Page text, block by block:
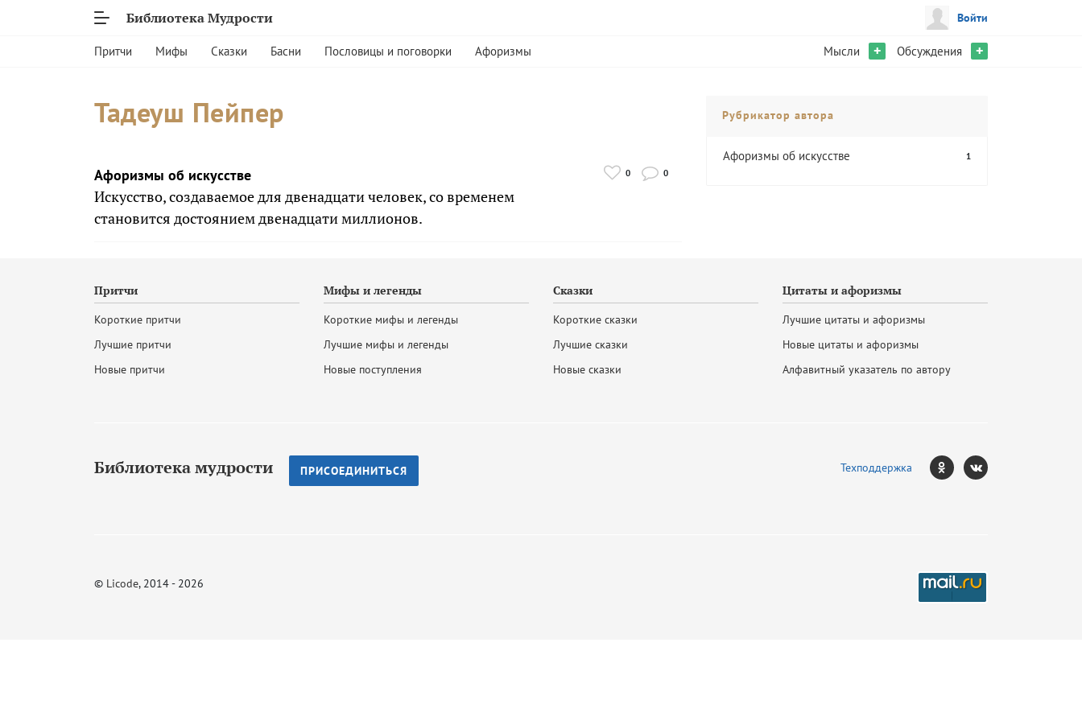
Библиотека Мудрости Войти
Притчи Мифы Сказки Басни Пословицы и поговорки Афоризмы Мысли + Обсуждения +
Тадеуш Пейпер
Афоризмы об искусстве
Искусство, создаваемое для двенадцати человек, со временем
становится достоянием двенадцати миллионов.
0 0
Рубрикатор автора
Афоризмы об искусстве 1
Притчи
Короткие притчи
Лучшие притчи
Новые притчи
Мифы и легенды
Короткие мифы и легенды
Лучшие мифы и легенды
Новые поступления
Сказки
Короткие сказки
Лучшие сказки
Новые сказки
Цитаты и афоризмы
Лучшие цитаты и афоризмы
Новые цитаты и афоризмы
Алфавитный указатель по автору
Библиотека мудрости ПРИСОЕДИНИТЬСЯ Техподдержка
© Licode, 2014 - 2026